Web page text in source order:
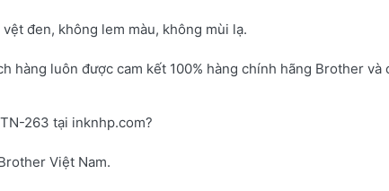
đen, không lem màu, không mùi lạ.
hàng luôn được cam kết 100% hàng chính hãng Brother và
263 tại inknhp.com?
Việt Nam.